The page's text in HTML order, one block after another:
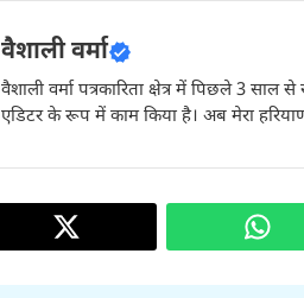
वैशाली वर्मा
वैशाली वर्मा पत्रकारिता क्षेत्र में पिछले 3
एडिटर के रूप में काम किया है। अब मेरा